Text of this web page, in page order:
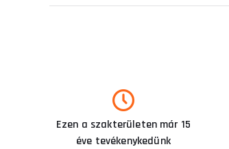
Ezen a szakterületen már 15
éve tevékenykedünk